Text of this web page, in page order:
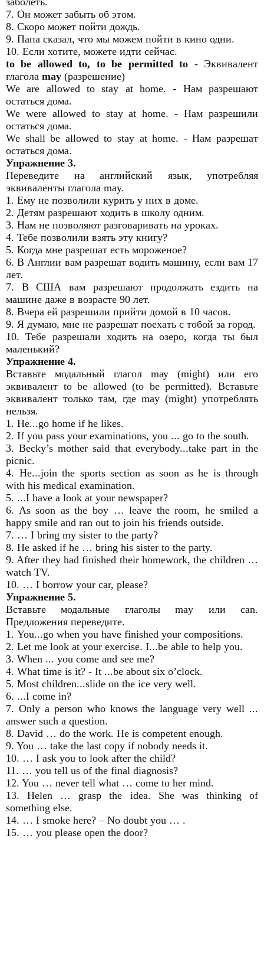
7. Он может забыть об этом.
8. Скоро может пойти дождь.
9. Папа сказал, что мы можем пойти в кино одни.
10. Если хотите, можете идти сейчас.
to be allowed to, to be permitted to - Эквивалент
глагола may (разрешение)
We are allowed to stay at home. - Нам разрешают
остаться дома.
We were allowed to stay at home. - Нам разрешили
остаться дома.
We shall be allowed to stay at home. - Нам разрешат
остаться дома.
Упражнение 3.
Переведите на английский язык, употребляя
эквиваленты глагола may.
1. Ему не позволили курить у них в доме.
2. Детям разрешают ходить в школу одним.
3. Нам не позволяют разговаривать на уроках.
4. Тебе позволили взять эту книгу?
5. Когда мне разрешат есть мороженое?
6. В Англии вам разрешат водить машину, если вам 17
лет.
7. В США вам разрешают продолжать ездить на
машине даже в возрасте 90 лет.
8. Вчера ей разрешили прийти домой в 10 часов.
9. Я думаю, мне не разрешат поехать с тобой за город.
10. Тебе разрешали ходить на озеро, когда ты был
маленький?
Упражнение 4.
Вставьте модальный глагол mау (might) или его
эквивалент to be allowed (to be permitted). Вставьте
эквивалент только там, где may (might) употреблять
нельзя.
1. He...go home if he likes.
2. If you pass your examinations, you ... go to the south.
3. Becky’s mother said that everybody...take part in the
picnic.
4. He...join the sports section as soon as he is through
with his medical examination.
5. ...I have a look at your newspaper?
6. As soon as the boy … leave the room, he smiled a
happy smile and ran out to join his friends outside.
7. … I bring my sister to the party?
8. He asked if he … bring his sister to the party.
9. After they had finished their homework, the children …
watch TV.
10. … I borrow your car, please?
Упражнение 5.
Вставьте модальные глаголы may или can.
Предложения переведите.
1. You...go when you have finished your compositions.
2. Let me look at your exercise. I...be able to help you.
3. When ... you come and see me?
4. What time is it? - It ...be about six o’clock.
5. Most children...slide on the ice very well.
6. ...I come in?
7. Only a person who knows the language very well ...
answer such a question.
8. David … do the work. He is competent enough.
9. You … take the last copy if nobody needs it.
10. … I ask you to look after the child?
11. … you tell us of the final diagnosis?
12. You … never tell what … come to her mind.
13. Helen … grasp the idea. She was thinking of
something else.
14. … I smoke here? – No doubt you … .
15. … you please open the door?